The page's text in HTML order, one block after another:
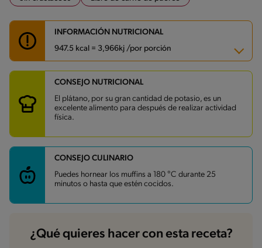
INFORMACIÓN NUTRICIONAL
947.5 kcal = 3,966kj /por porción
Carbohidratos 137.3 g
Energía 947.5 kcal
Grasas 26 g
Fibra
CONSEJO NUTRICIONAL
El plátano, por su gran cantidad de potasio, es un
excelente alimento para después de realizar actividad
física.
CONSEJO CULINARIO
Puedes hornear los muffins a 180 °C durante 25
minutos o hasta que estén cocidos.
¿Qué quieres hacer con esta receta?